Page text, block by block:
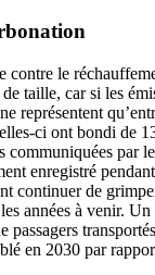
contre le
taille, car si les
représentent
ci ont bondi de
communiquées par
enregistré
continuer de
années à venir.
passagers
en 2030 par